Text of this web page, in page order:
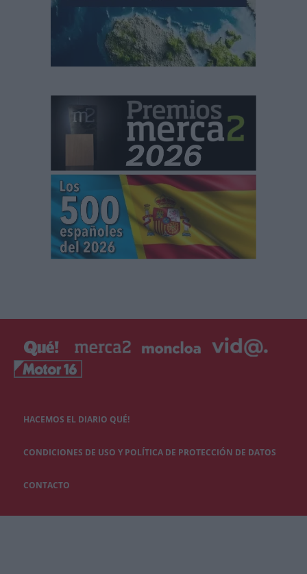
HACEMOS EL DIARIO QUÉ!
CONDICIONES DE USO Y POLÍTICA DE PROTECCIÓN DE DATOS
CONTACTO